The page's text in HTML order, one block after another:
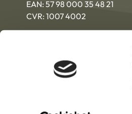
EAN: 57 98 000 35 48 21
CVR: 1007 4002